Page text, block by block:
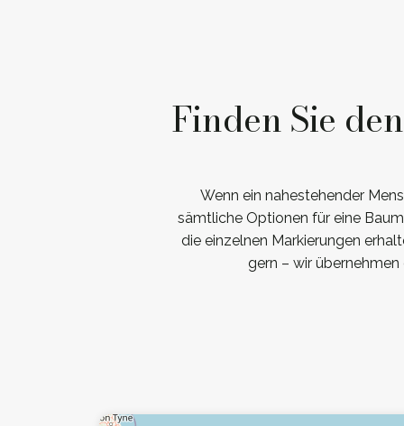
Finden Sie
Wenn ein nahestehender
sämtliche Optionen für eine
die einzelnen Markierungen
gern – wir